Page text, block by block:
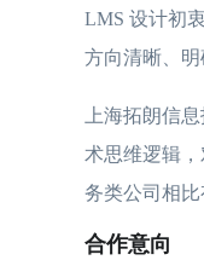
LMS 设计初
方向清晰、
上海拓朗信
术思维逻辑
务类公司相比
合作意向